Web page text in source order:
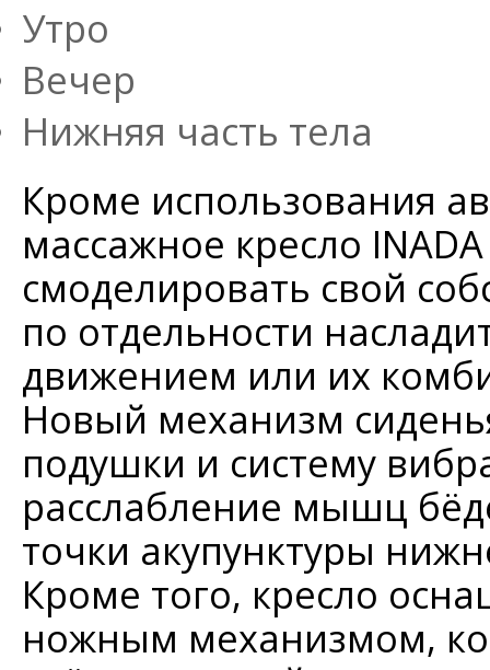
Утро
Вечер
Нижняя часть тела
Кроме использования
массажное кресло
смоделировать свой
по отдельности
движением или их
Новый механизм
подушки и систему
расслабление мышц
точки акупунктуры
Кроме того, кресло
ножным механизмом,